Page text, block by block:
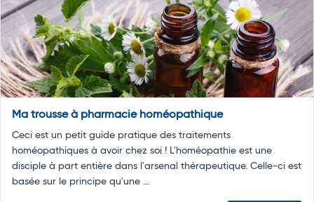
Ma trousse à pharmacie homéopathique
Ceci est un petit guide pratique des traitements
homéopathiques à avoir chez soi ! L'homéopathie est une
disciple à part entière dans l'arsenal thérapeutique. Celle-ci est
basée sur le principe qu'une ...